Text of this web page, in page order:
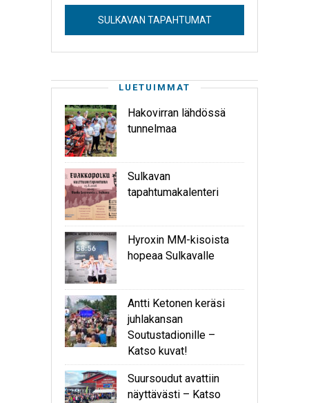
SULKAVAN TAPAHTUMAT
LUETUIMMAT
Hakovirran lähdössä
tunnelmaa
Sulkavan
tapahtumakalenteri
Hyroxin MM-kisoista
hopeaa Sulkavalle
Antti Ketonen keräsi
juhlakansan
Soutustadionille –
Katso kuvat!
Suursoudut avattiin
näyttävästi – Katso